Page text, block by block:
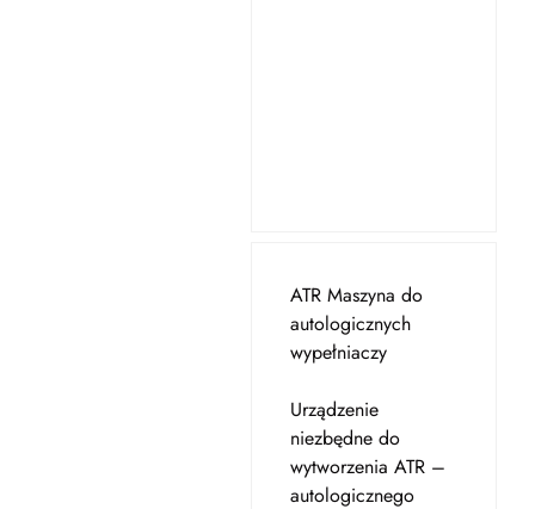
ATR Maszyna do
autologicznych
wypełniaczy
Urządzenie
niezbędne do
wytworzenia ATR –
autologicznego